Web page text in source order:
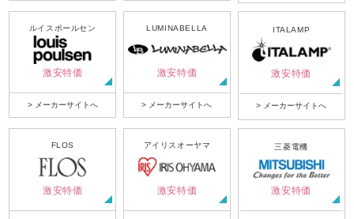
ルイスポールセン
激安特価
> メーカーサイトへ
LUMINABELLA
激安特価
> メーカーサイトへ
ITALAMP
激安特価
> メーカーサイトへ
FLOS
激安特価
アイリスオーヤマ
激安特価
三菱電機
激安特価